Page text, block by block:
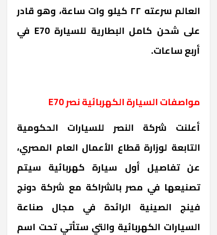
العالم سرعته ٢٢ كيلو وات ساعة، وهو قادر
على شحن كامل البطارية للسيارةE70 في
أربع ساعات.
مواصفات السيارة الكهربائية نصرE70
أعلنت شركة النصر للسيارات الحكومية
التابعة لوزارة قطاع الأعمال العام المصري،
عن تفاصيل أول سيارة كهربائية سيتم
تصنيعها في مصر بالشراكة مع شركة دونج
فينج الصينية الرائدة في مجال صناعة
السيارات الكهربائية والتي ستأتي تحت اسم